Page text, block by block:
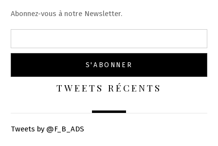
Abonnez-vous à notre Newsletter.
TWEETS RÉCENTS
Tweets by @F_B_ADS